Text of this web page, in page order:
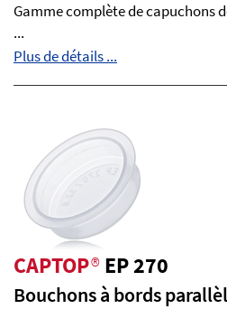
Gamme complète de capuchons
...
Plus de détails ...
CAPTOP®EP 270
Bouchons à bords